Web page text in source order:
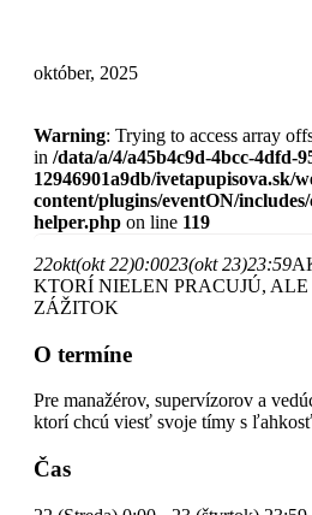
október, 2025
Warning: Trying to access array
in /data/a/4/a45b4c9d-4bcc-4dfd-
12946901a9db/ivetapupisova.sk/
content/plugins/eventON/
helper.php on line 119
22okt(okt 22)0:0023(okt 23)23:59
KTORÍ NIELEN PRACUJÚ,
ZÁŽITOK
O termíne
Pre manažérov, supervízorov a
ktorí chcú viesť svoje tímy s
Čas